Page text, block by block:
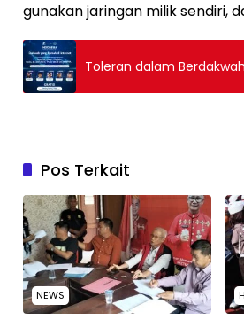
gunakan jaringan milik sendiri,
Toleran dalam
Pos Terkait
NEWS